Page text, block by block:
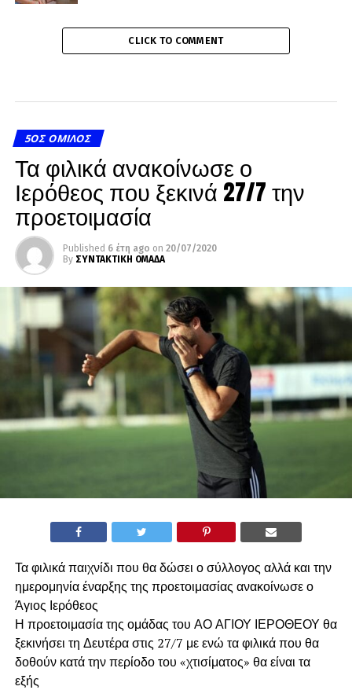
CLICK TO COMMENT
5ΟΣ ΌΜΙΛΟΣ
Τα φιλικά ανακοίνωσε ο
Ιερόθεος που ξεκινά 27/7 την
προετοιμασία
Published 6 έτη ago on 20/07/2020
By ΣΥΝΤΑΚΤΙΚΗ ΟΜΑΔΑ
Τα φιλικά παιχνίδι που θα δώσει ο σύλλογος αλλά και την
ημερομηνία έναρξης της προετοιμασίας ανακοίνωσε ο
Άγιος Ιερόθεος
Η προετοιμασία της ομάδας του ΑΟ ΑΓΙΟΥ ΙΕΡΟΘΕΟΥ θα
ξεκινήσει τη Δευτέρα στις 27/7 με ενώ τα φιλικά που θα
δοθούν κατά την περίοδο του «χτισίματος» θα είναι τα
εξής